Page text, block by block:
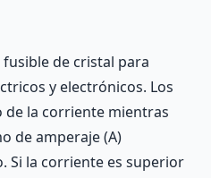
de cristal para
y electrónicos. Los
la corriente mientras
de amperaje (A)
Si la corriente es superior